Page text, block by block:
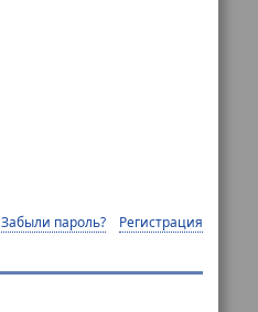
Забыли пароль? Регистрация